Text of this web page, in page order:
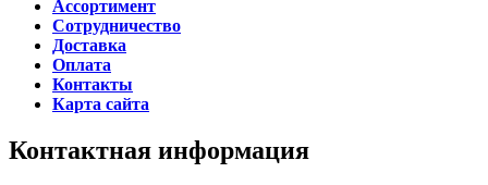
Ассортимент
Сотрудничество
Доставка
Оплата
Контакты
Карта сайта
Контактная информация